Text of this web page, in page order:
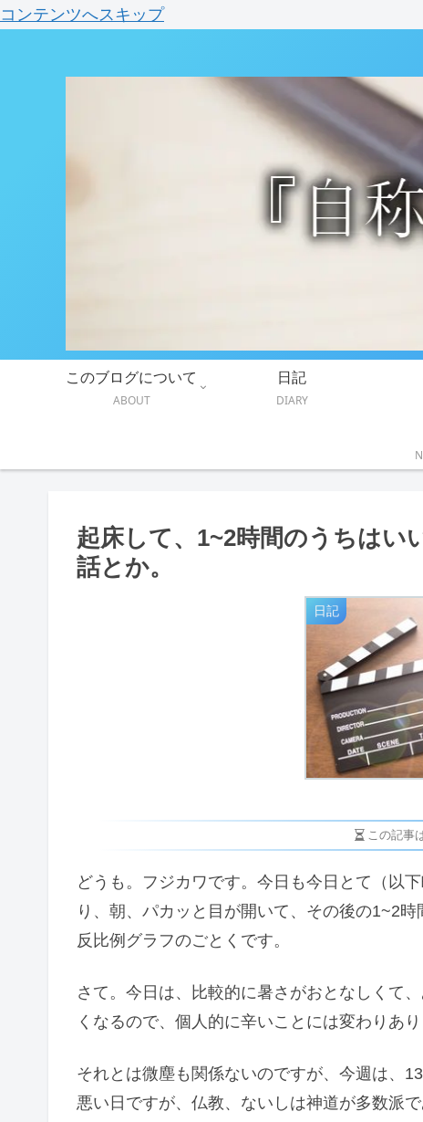
コンテンツへスキップ
このブログについて
ABOUT
日記
DIARY
起床して、1~2時間のうちはい
話とか。
日記
この記事
どうも。フジカワです。今日も今日とて（以
り、朝、パカッと目が開いて、その後の1~2
反比例グラフのごとくです。
さて。今日は、比較的に暑さがおとなしくて
くなるので、個人的に辛いことには変わりあり
それとは微塵も関係ないのですが、今週は、
悪い日ですが、仏教、ないしは神道が多数派